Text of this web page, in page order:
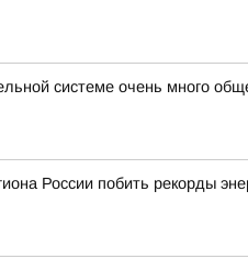
системе очень много
России побить рекорды